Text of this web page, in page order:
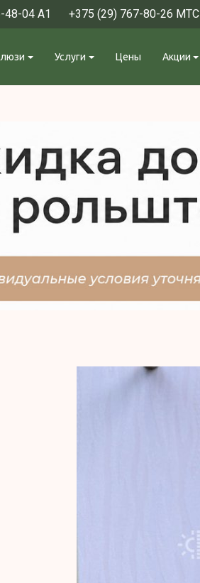
Услуги Цены Акции
48-04 А1 +375 (29) 767-80-26 МТС